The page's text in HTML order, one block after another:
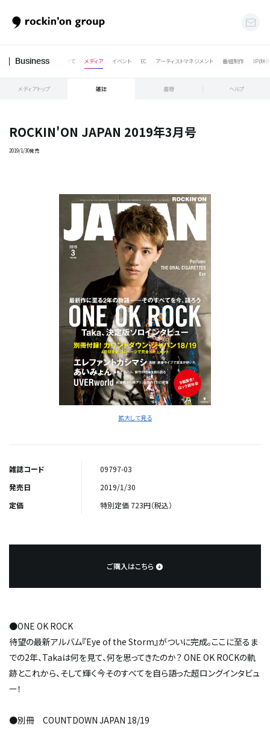
Business すべて メディア イベント EC アーティストマネジメント 番組制作 IP(映
メディアトップ 雑誌 書籍 ヘルプ
ROCKIN'ON JAPAN 2019年3月号
2019/1/30発売
拡大して見る
雑誌コード
09797-03
発売日
2019/1/30
定価
特別定価 723円（税込）
ご購入はこちら
●ONE OK ROCK
待望の最新アルバム『Eye of the Storm』がついに完成。ここに至るま
での2年、Takaは何を見て、何を思ってきたのか？ ONE OK ROCKの軌
跡とこれから、そして輝く今――そのすべてを自ら語った超ロングインタビュ
ー！
●別冊 COUNTDOWN JAPAN 18/19